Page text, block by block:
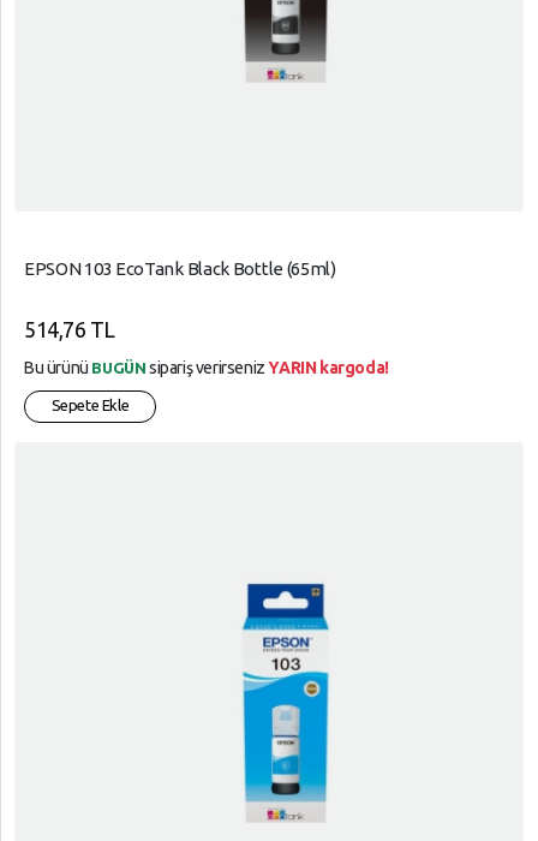
EPSON 103 EcoTank Black Bottle (65ml)
514,76 TL
Bu ürünü BUGÜN sipariş verirsenizYARIN kargoda!
Sepete Ekle